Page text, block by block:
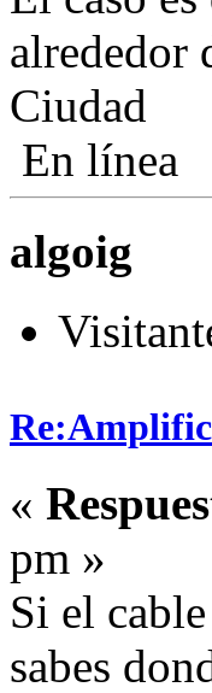
alrededor
Ciudad
En línea
algoig
«
pm »
Si el
sabes